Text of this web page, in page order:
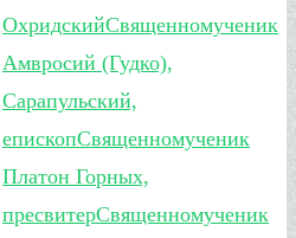
ОхридскийСвященномученик
Амвросий (Гудко),
Сарапульский,
епископСвященномученик
Платон Горных,
пресвитерСвященномученик